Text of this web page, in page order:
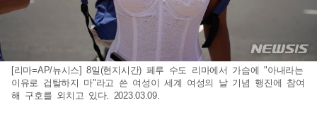
[리마=AP/뉴시스] 8일(현지시간) 페루 수도 리마에서 가슴에 "아내라는
이유로 겁탈하지 마"라고 쓴 여성이 세계 여성의 날 기념 행진에 참여
해 구호를 외치고 있다. 2023.03.09.